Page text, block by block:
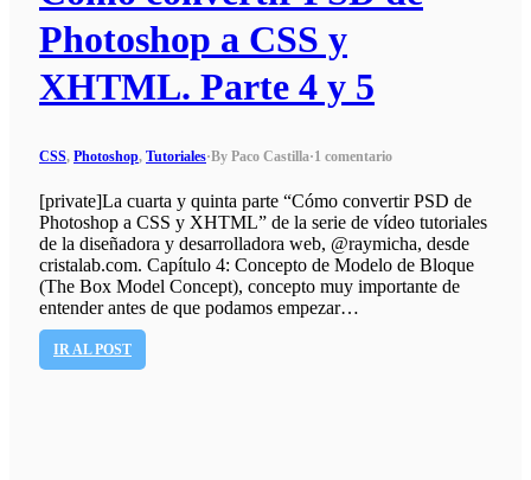
Photoshop a CSS y
XHTML. Parte 4 y 5
CSS, Photoshop, Tutoriales·By Paco Castilla·1 comentario
[private]La cuarta y quinta parte “Cómo convertir PSD de
Photoshop a CSS y XHTML” de la serie de vídeo tutoriales
de la diseñadora y desarrolladora web, @raymicha, desde
cristalab.com. Capítulo 4: Concepto de Modelo de Bloque
(The Box Model Concept), concepto muy importante de
entender antes de que podamos empezar…
IR AL POST